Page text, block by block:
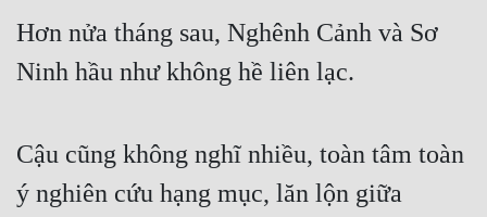
Truyện ngắn
Xa Lộ Dịch
Cung Đấu
Cạnh Kỹ
Hơn nửa tháng sau, Nghênh Cảnh và Sơ
Ninh hầu như không hề liên lạc.
Cậu cũng không nghĩ nhiều, toàn tâm toàn
ý nghiên cứu hạng mục, lăn lộn giữa